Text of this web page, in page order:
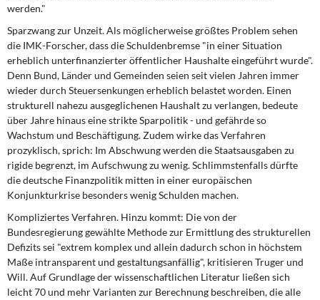
werden."
Sparzwang zur Unzeit. Als möglicherweise größtes Problem sehen
die IMK-Forscher, dass die Schuldenbremse "in einer Situation
erheblich unterfinanzierter öffentlicher Haushalte eingeführt wurde".
Denn Bund, Länder und Gemeinden seien seit vielen Jahren immer
wieder durch Steuersenkungen erheblich belastet worden. Einen
strukturell nahezu ausgeglichenen Haushalt zu verlangen, bedeute
über Jahre hinaus eine strikte Sparpolitik - und gefährde so
Wachstum und Beschäftigung. Zudem wirke das Verfahren
prozyklisch, sprich: Im Abschwung werden die Staatsausgaben zu
rigide begrenzt, im Aufschwung zu wenig. Schlimmstenfalls dürfte
die deutsche Finanzpolitik mitten in einer europäischen
Konjunkturkrise besonders wenig Schulden machen.
Kompliziertes Verfahren. Hinzu kommt: Die von der
Bundesregierung gewählte Methode zur Ermittlung des strukturellen
Defizits sei "extrem komplex und allein dadurch schon in höchstem
Maße intransparent und gestaltungsanfällig", kritisieren Truger und
Will. Auf Grundlage der wissenschaftlichen Literatur ließen sich
leicht 70 und mehr Varianten zur Berechnung beschreiben, die alle